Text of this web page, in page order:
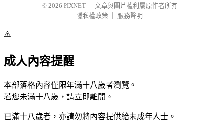
© 2026 PIXNET
文章與圖片權利屬原作者所有
隱私權政策
服務聲明
⚠️
成人內容提醒
本部落格內容僅限年滿十八歲者瀏覽。
若您未滿十八歲，請立即離開。
已滿十八歲者，亦請勿將內容提供給未成年人士。